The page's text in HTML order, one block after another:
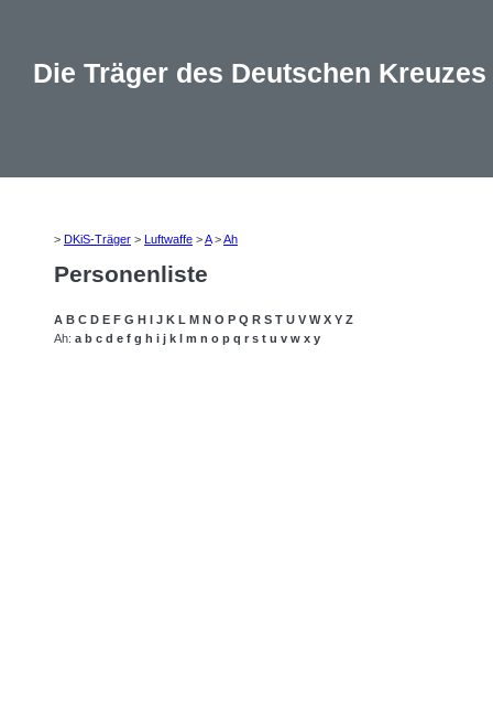
Die Träger des Deutschen Kreuzes
> DKiS-Träger > Luftwaffe >A>Ah
Personenliste
A B C D E F G H I J K L M N O P Q R S T U V W X Y Z
Ah: a b c d e f g h i j k l m n o p q r s t u v w x y